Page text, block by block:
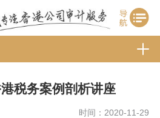
税务案例剖析讲座
时间：2020-11-29